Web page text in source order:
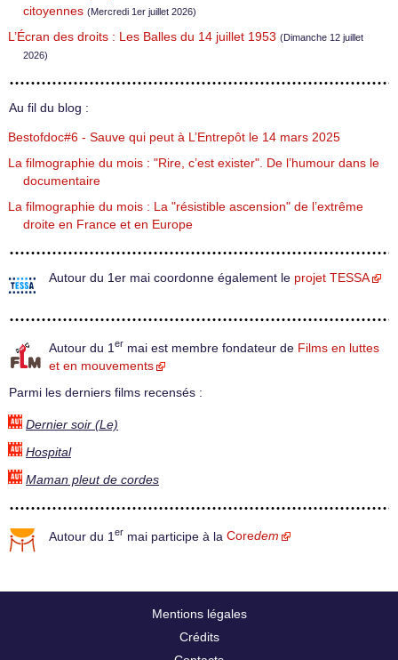
citoyennes (Mercredi 1er juillet 2026)
L’Écran des droits : Les Balles du 14 juillet 1953 (Dimanche 12 juillet
2026)
Au fil du blog :
Bestofdoc#6 - Sauve qui peut à L’Entrepôt le 14 mars 2025
La filmographie du mois : "Rire, c’est exister". De l’humour dans le
documentaire
La filmographie du mois : La "résistible ascension" de l’extrême
droite en France et en Europe
Autour du 1er mai coordonne également le projet TESSA
Autour du 1 er mai est membre fondateur de Films en luttes
et en mouvements
Parmi les derniers films recensés :
Dernier soir (Le)
Hospital
Maman pleut de cordes
Autour du 1 er mai participe à la Coredem
Mentions légales
Crédits